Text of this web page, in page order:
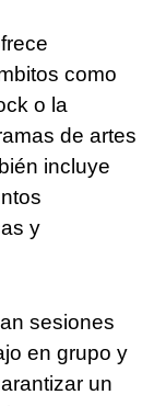
como
o la
de artes
incluye
y
sesiones
en grupo y
un